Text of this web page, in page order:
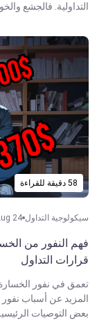
التداولية. فالجشع
58 دقيقة للقراءة
سيكولوجية التداول 24
فهم النفور من
قرارات التداول
تعمق في نفور
المزيد عن أسباب
بعض التوصيات